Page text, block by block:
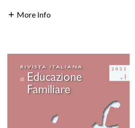
More Info